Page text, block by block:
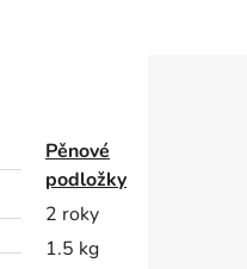
Pěnové
podložky
2 roky
1.5 kg